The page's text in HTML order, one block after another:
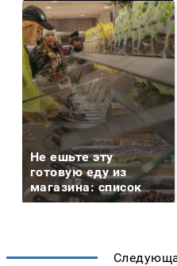
Не ешьте эту
готовую еду из
магазина: список